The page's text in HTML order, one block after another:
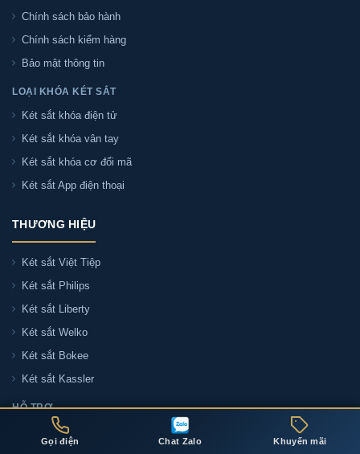
Gọi điện Chat Zalo Khuyến mãi
Chính sách bảo hành
Chính sách kiểm hàng
Bảo mật thông tin
LOẠI KHÓA KÉT SẮT
Két sắt khóa điện tử
Két sắt khóa vân tay
Két sắt khóa cơ đổi mã
Két sắt App điện thoại
THƯƠNG HIỆU
Két sắt Việt Tiệp
Két sắt Philips
Két sắt Liberty
Két sắt Welko
Két sắt Bokee
Két sắt Kassler
HỖ TRỢ
Liên hệ tư vấn